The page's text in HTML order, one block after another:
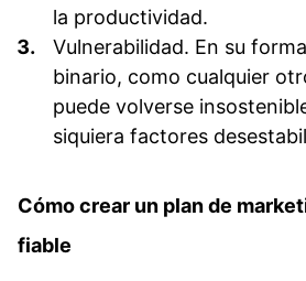
la productividad.
Vulnerabilidad. En su
binario, como cualquier
puede volverse
siquiera factores
Cómo crear un plan de
fiable